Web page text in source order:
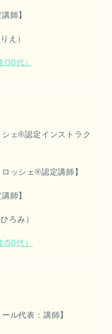
師】
え）
/30代）
シェ®︎認定インストラク
ッシェ®︎認定講師】
師】
ろみ）
/50代）
ル代表：講師】